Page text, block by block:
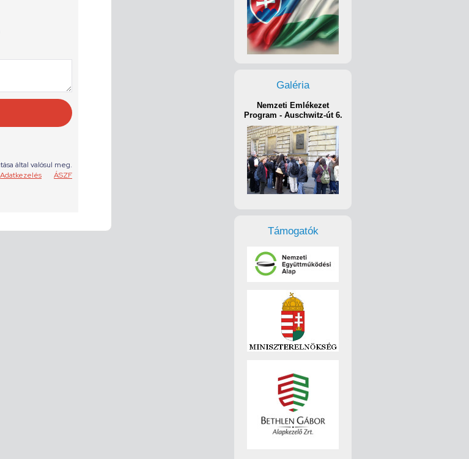
Galéria
Nemzeti Emlékezet
Program - Auschwitz-út 6.
Támogatók